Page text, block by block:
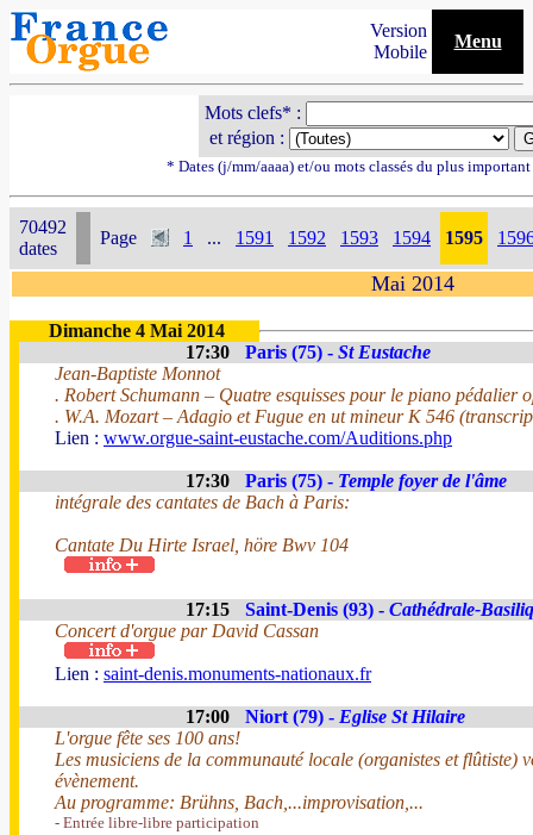
Version
Mobile
Menu
Mots clefs* :
et région :
* Dates (j/mm/aaaa) et/ou mots classés du plus
70492
dates
Page 1 ... 1591 1592 1593 1594 1595
Mai 2014
Dimanche 4 Mai 2014
17:30
Paris (75) - St Eustache
Jean-Baptiste Monnot
. Robert Schumann – Quatre esquisses pour le piano pédalier
. W.A. Mozart – Adagio et Fugue en ut mineur K 546
Lien : www.orgue-saint-eustache.com/Auditions.php
17:30 Paris (75) - Temple foyer de l'âme
intégrale des cantates de Bach à Paris:
Cantate Du Hirte Israel, höre Bwv 104
17:15 Saint-Denis (93) - Cathédrale-
Concert d'orgue par David Cassan
Lien : saint-denis.monuments-nationaux.fr
17:00 Niort (79) - Eglise St Hilaire
L'orgue fête ses 100 ans!
Les musiciens de la communauté locale (organistes et flûtiste)
évènement.
Au programme: Brühns, Bach,...improvisation,...
- Entrée libre-libre participation